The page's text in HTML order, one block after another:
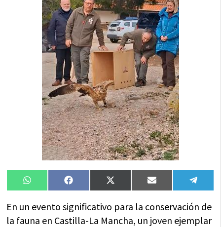
Compartir
en
WhatsAppCompartir
en
FacebookCompartir
en
X
(Twitter)
Compartir
en
Email
en
En un evento significativo para la conservación de
la fauna en Castilla-La Mancha, un joven ejemplar